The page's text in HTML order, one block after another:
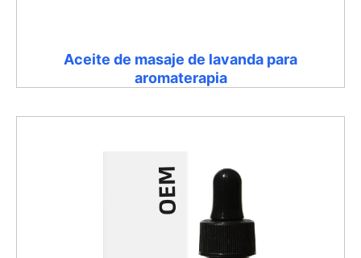
Aceite de masaje de lavanda para
aromaterapia